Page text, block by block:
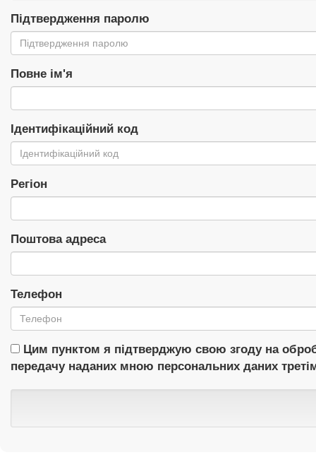
Підтвердження паролю
Повне ім'я
Ідентифікаційний код
Регіон
Поштова адреса
Телефон
Цим пунктом я підтверджую свою згоду на
передачу наданих мною персональних даних